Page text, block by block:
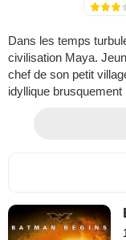
Dans les temps
civilisation Maya.
chef de son petit
idyllique